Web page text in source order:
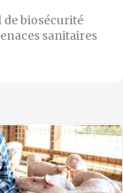
de biosécurité
sanitaires